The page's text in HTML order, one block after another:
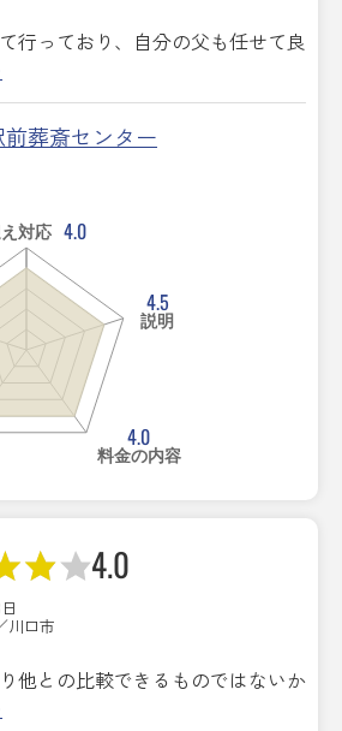
行っており、自分の父も任せて良
葬斎センター
対応 4.0
4.5
説明
4.0
料金の内容
4.0
川口市
他との比較できるものではないか